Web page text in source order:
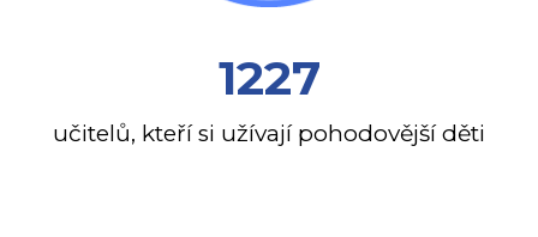
1227
učitelů, kteří si užívají pohodovější děti